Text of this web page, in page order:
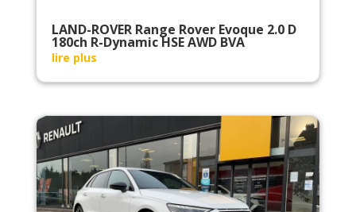
LAND-ROVER Range Rover Evoque 2.0 D
180ch R-Dynamic HSE AWD BVA
lire plus